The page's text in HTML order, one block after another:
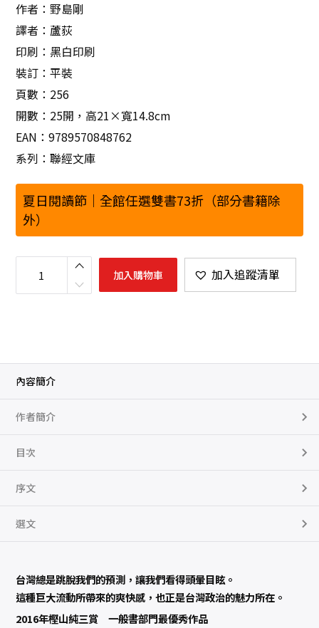
作者：野島剛
譯者：蘆荻
印刷：黑白印刷
裝訂：平裝
頁數：256
開數：25開，高21×寬14.8cm
EAN：9789570848762
系列：聯經文庫
夏日閱讀節｜全館任選雙書73折（部分書籍除
外）
台
年
剛
察
的
中
台
架
數
加入購物車 加入追蹤清單
內容簡介
作者簡介
目次
序文
選文
台灣總是跳脫我們的預測，讓我們看得頭暈目眩。
這種巨大流動所帶來的爽快感，也正是台灣政治的魅力所在。
2016年樫山純三賞 一般書部門最優秀作品